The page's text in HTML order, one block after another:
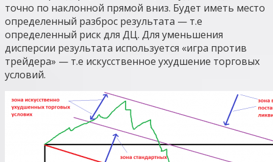
точно по наклонной прямой вниз. Будет иметь место
определенный разброс результата — т.е
определенный риск для ДЦ. Для уменьшения
дисперсии результата используется «игра против
трейдера» — т.е искусственное ухудшение торговых
условий.